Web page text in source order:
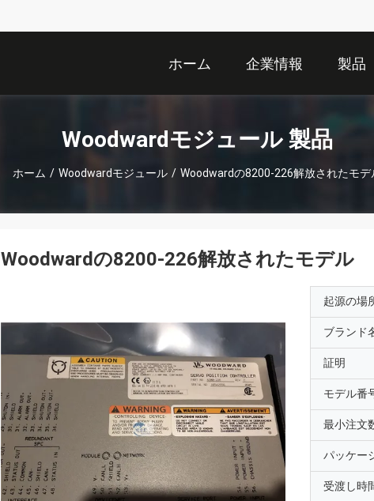
ホーム 企業情報 製品
Woodwardモジュール 製品
ホーム / Woodwardモジュール / Woodwardの8200-226解放されたモデ
Woodwardの8200-226解放されたモデル
起源の場
ブランド
証明
モデル番
最小注文
パッケー
受渡し時